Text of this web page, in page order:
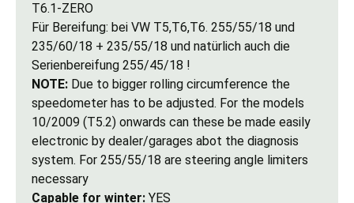
T6.1-ZERO
Für Bereifung: bei VW T5,T6,T6. 255/55/18 und
235/60/18 + 235/55/18 und natürlich auch die
Serienbereifung 255/45/18 !
NOTE: Due to bigger rolling circumference the
speedometer has to be adjusted. For the models
10/2009 (T5.2) onwards can these be made easily
electronic by dealer/garages abot the diagnosis
system. For 255/55/18 are steering angle limiters
necessary
Capable for winter: YES